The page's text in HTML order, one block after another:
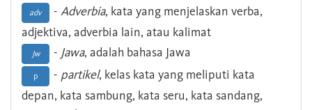
adv - Adverbia, kata yang menjelaskan verba,
adjektiva, adverbia lain, atau kalimat
Jw - Jawa, adalah bahasa Jawa
p - partikel, kelas kata yang meliputi kata
depan, kata sambung, kata seru, kata sandang,